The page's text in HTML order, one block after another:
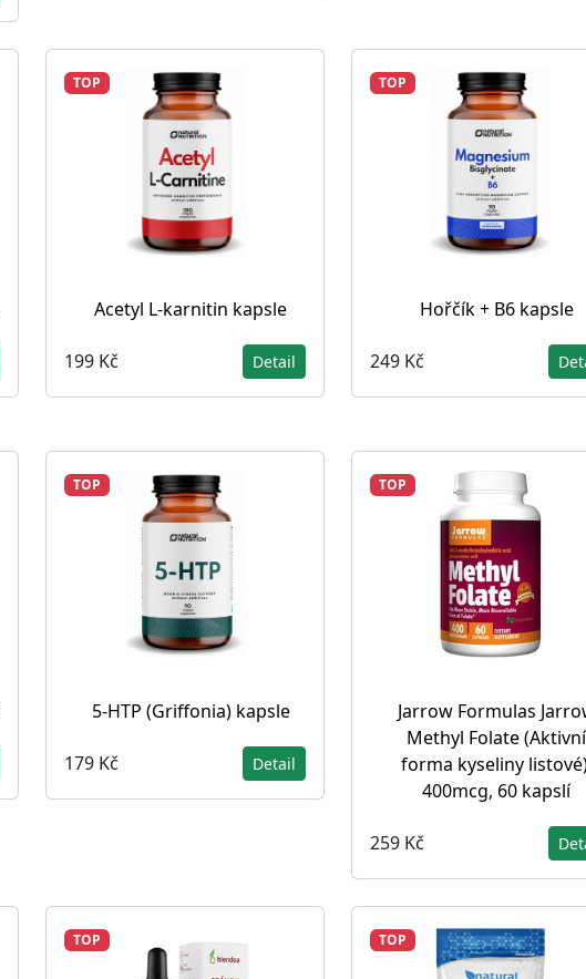
TOP
Acetyl L-karnitin kapsle
199 Kč Detail
TOP
Hořčík + B6 kapsle
249 Kč
TOP
5-HTP (Griffonia) kapsle
179 Kč Detail
TOP
Jarrow Formulas
Methyl Folate (Aktivní
forma kyseliny
400mcg, 60 kapslí
259 Kč
TOP TOP